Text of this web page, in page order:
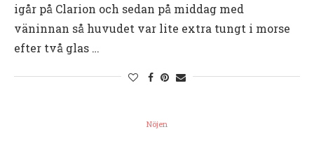
igår på Clarion och sedan på middag med
väninnan så huvudet var lite extra tungt i morse
efter två glas …
Nöjen